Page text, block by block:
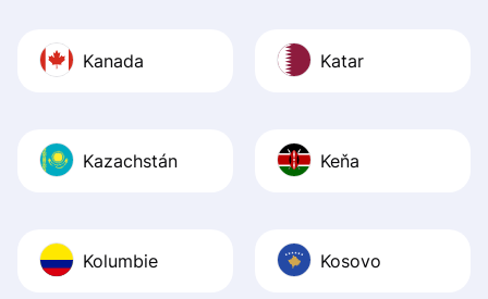
Kanada Katar
Kazachstán Keňa
Kolumbie Kosovo